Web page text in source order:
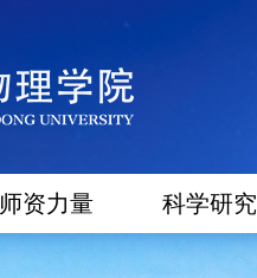
师资力量 科学研究